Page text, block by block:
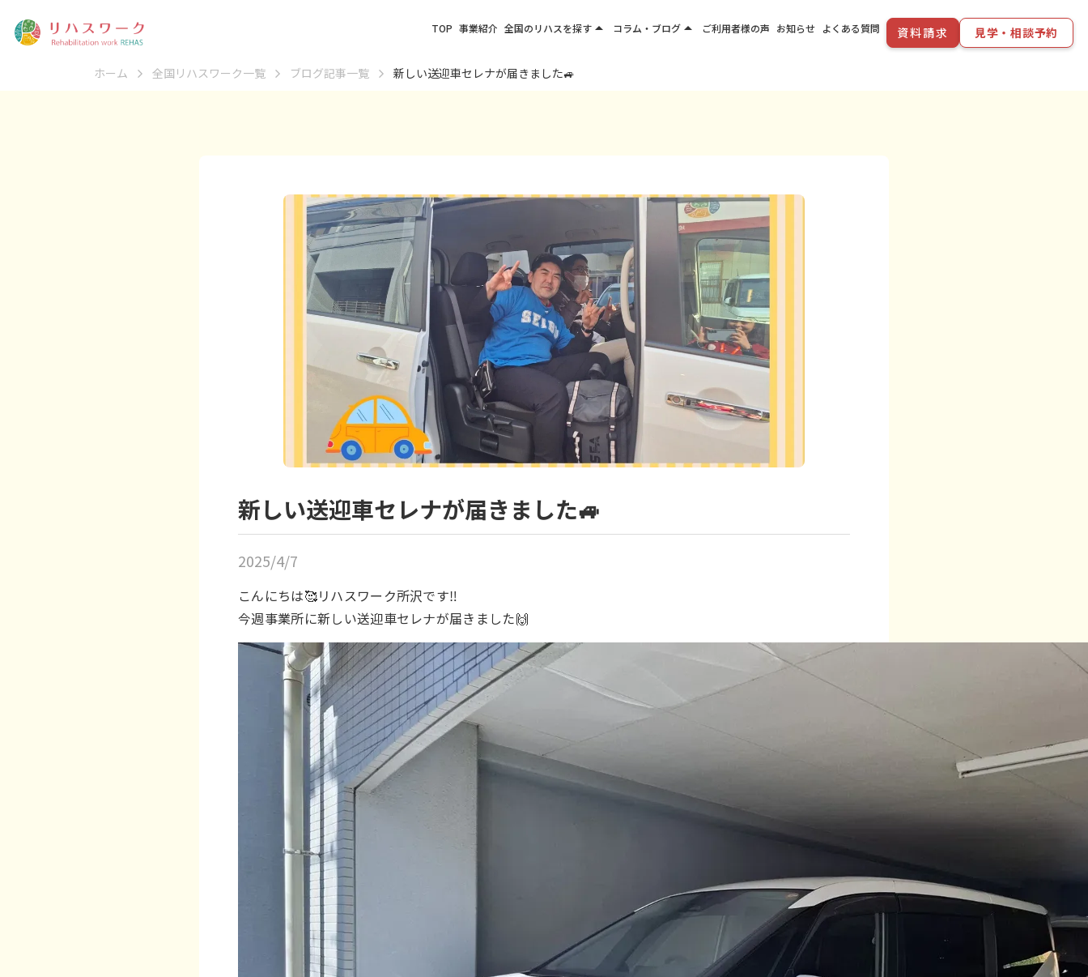
ホーム 全国リハスワーク一覧 ブログ記事一覧 新しい送迎車セレナが届きました🚙
新しい送迎車セレナが届きました🚙
2025/4/7
こんにちは🥰リハスワーク所沢です‼️
今週事業所に新しい送迎車セレナが届きました🙌
TOP 事業紹介 全国のリハスを探すarrow_drop_up
東北エリア
コラム・ブログarrow_drop_up ご利用者様の声 お知らせ よくある質問 資料請求 見学・相談予約